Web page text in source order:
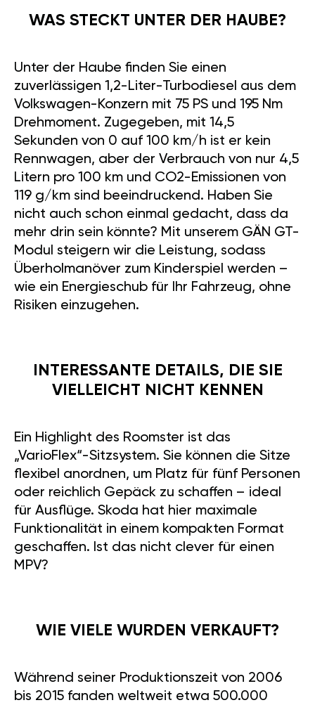
WAS STECKT UNTER DER HAUBE?
Unter der Haube finden Sie einen
zuverlässigen 1,2-Liter-Turbodiesel aus dem
Volkswagen-Konzern mit 75 PS und 195 Nm
Drehmoment. Zugegeben, mit 14,5
Sekunden von 0 auf 100 km/h ist er kein
Rennwagen, aber der Verbrauch von nur 4,5
Litern pro 100 km und CO2-Emissionen von
119 g/km sind beeindruckend. Haben Sie
nicht auch schon einmal gedacht, dass da
mehr drin sein könnte? Mit unserem GÄN GT-
Modul steigern wir die Leistung, sodass
Überholmanöver zum Kinderspiel werden –
wie ein Energieschub für Ihr Fahrzeug, ohne
Risiken einzugehen.
INTERESSANTE DETAILS, DIE SIE
VIELLEICHT NICHT KENNEN
Ein Highlight des Roomster ist das
„VarioFlex“-Sitzsystem. Sie können die Sitze
flexibel anordnen, um Platz für fünf Personen
oder reichlich Gepäck zu schaffen – ideal
für Ausflüge. Skoda hat hier maximale
Funktionalität in einem kompakten Format
geschaffen. Ist das nicht clever für einen
MPV?
WIE VIELE WURDEN VERKAUFT?
Während seiner Produktionszeit von 2006
bis 2015 fanden weltweit etwa 500.000